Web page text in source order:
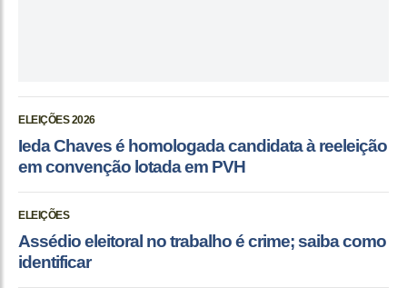
ELEIÇÕES 2026
Ieda Chaves é homologada candidata à reeleição
em convenção lotada em PVH
ELEIÇÕES
Assédio eleitoral no trabalho é crime; saiba como
identificar